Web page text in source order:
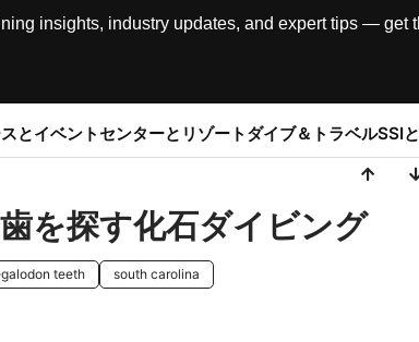
insights, industry updates, and expert tips — get
とイベント センターとリゾート ダイブ＆トラベルSSI
を探す化石ダイビング
teeth south carolina